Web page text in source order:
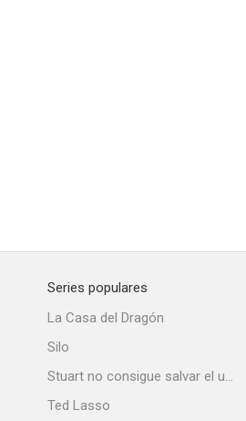
Series populares
La Casa del Dragón
Silo
Stuart no consigue salvar el universo
Ted Lasso